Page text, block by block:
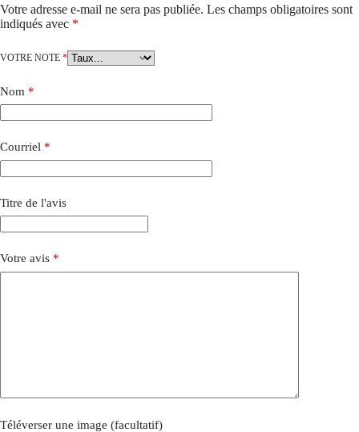
Votre adresse e-mail ne sera pas publiée. Les champs obligatoires sont
indiqués avec *
VOTRE NOTE *
Nom *
Courriel *
Titre de l'avis
Votre avis *
Téléverser une image (facultatif)